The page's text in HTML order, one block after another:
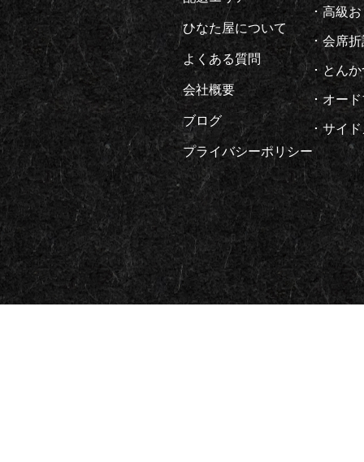
ひなた屋について
よくある質問
会社概要
ブログ
プライバシーポリシー
高級
会席折
とん
オー
サイ